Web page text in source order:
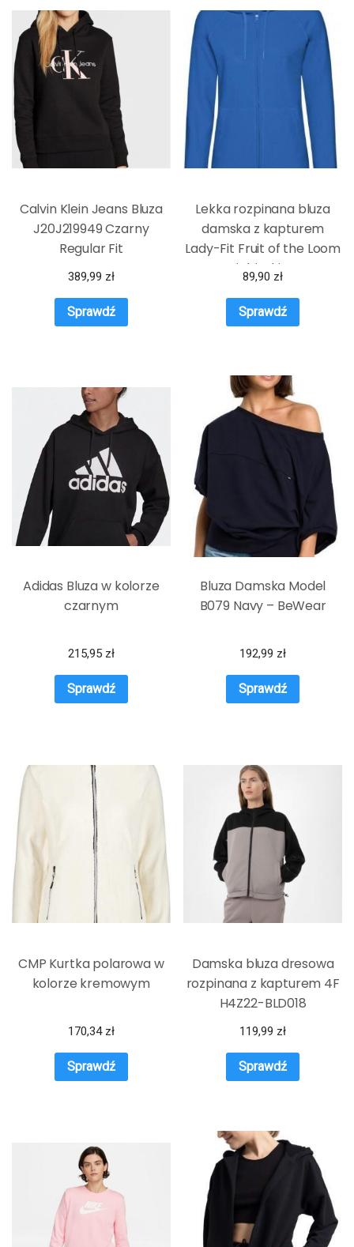
Calvin Klein Jeans Bluza
J20J219949 Czarny
Regular Fit
389,99 zł
Sprawdź
Lekka rozpinana bluza
damska z kapturem
Lady-Fit Fruit of the Loom
Niebieski XS
89,90 zł
Sprawdź
Adidas Bluza w kolorze
czarnym
215,95 zł
Sprawdź
Bluza Damska Model
B079 Navy – BeWear
192,99 zł
Sprawdź
CMP Kurtka polarowa w
kolorze kremowym
170,34 zł
Sprawdź
Damska bluza dresowa
rozpinana z kapturem 4F
H4Z22-BLD018
119,99 zł
Sprawdź